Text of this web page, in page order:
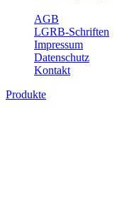
AGB
LGRB-Schriften
Impressum
Datenschutz
Kontakt
Produkte